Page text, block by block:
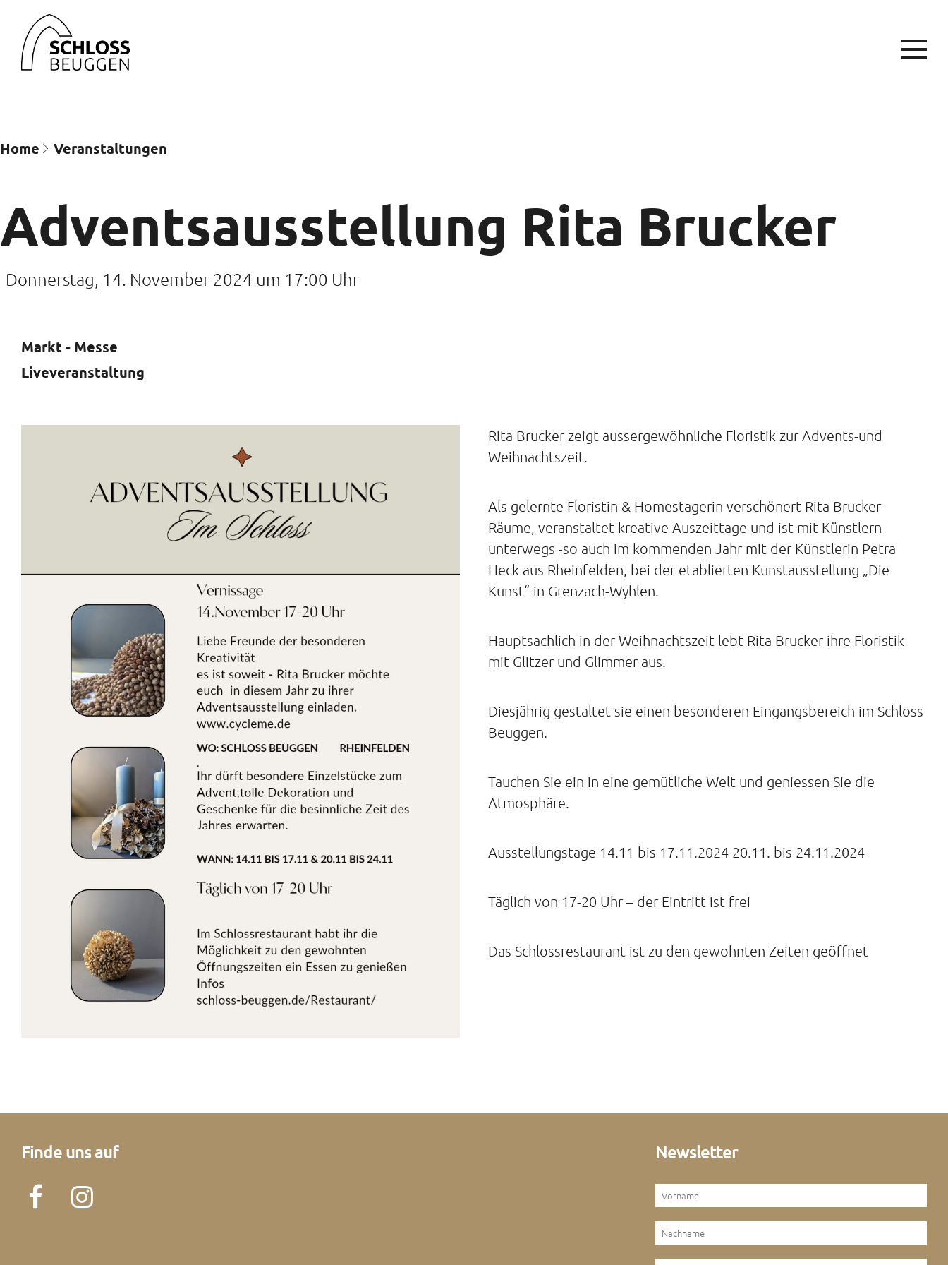
Home Veran­staltungen
Adventsausstellung Rita Brucker
Donnerstag, 14. November 2024 um 17:00 Uhr
Markt - Messe
Liveveranstaltung
Rita Brucker zeigt aussergewöhnliche Floristik zur Advents-und
Weihnachtszeit.
Als gelernte Floristin & Homestagerin verschönert Rita Brucker
Räume, veranstaltet kreative Auszeittage und ist mit Künstlern
unterwegs -so auch im kommenden Jahr mit der Künstlerin Petra
Heck aus Rheinfelden, bei der etablierten Kunstausstellung „Die
Kunst“ in Grenzach-Wyhlen.
Hauptsachlich in der Weihnachtszeit lebt Rita Brucker ihre Floristik
mit Glitzer und Glimmer aus.
Diesjährig gestaltet sie einen besonderen Eingangsbereich im Schloss
Beuggen.
Tauchen Sie ein in eine gemütliche Welt und geniessen Sie die
Atmosphäre.
Ausstellungstage 14.11 bis 17.11.2024 20.11. bis 24.11.2024
Täglich von 17-20 Uhr – der Eintritt ist frei
Das Schlossrestaurant ist zu den gewohnten Zeiten geöffnet
Finde uns auf Newsletter